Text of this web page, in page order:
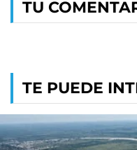
TU
TE PUEDE